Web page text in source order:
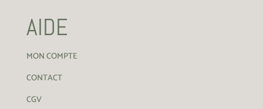
AIDE
MON COMPTE
CONTACT
CGV